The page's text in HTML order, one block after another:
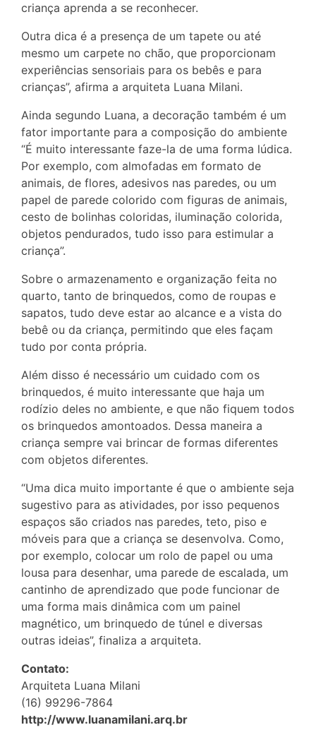
criança aprenda a se reconhecer.
Outra dica é a presença de um tapete ou até
mesmo um carpete no chão, que proporcionam
experiências sensoriais para os bebês e para
crianças”, afirma a arquiteta Luana Milani.
Ainda segundo Luana, a decoração também é um
fator importante para a composição do ambiente
“É muito interessante faze-la de uma forma lúdica.
Por exemplo, com almofadas em formato de
animais, de flores, adesivos nas paredes, ou um
papel de parede colorido com figuras de animais,
cesto de bolinhas coloridas, iluminação colorida,
objetos pendurados, tudo isso para estimular a
criança”.
Sobre o armazenamento e organização feita no
quarto, tanto de brinquedos, como de roupas e
sapatos, tudo deve estar ao alcance e a vista do
bebê ou da criança, permitindo que eles façam
tudo por conta própria.
Além disso é necessário um cuidado com os
brinquedos, é muito interessante que haja um
rodízio deles no ambiente, e que não fiquem todos
os brinquedos amontoados. Dessa maneira a
criança sempre vai brincar de formas diferentes
com objetos diferentes.
“Uma dica muito importante é que o ambiente seja
sugestivo para as atividades, por isso pequenos
espaços são criados nas paredes, teto, piso e
móveis para que a criança se desenvolva. Como,
por exemplo, colocar um rolo de papel ou uma
lousa para desenhar, uma parede de escalada, um
cantinho de aprendizado que pode funcionar de
uma forma mais dinâmica com um painel
magnético, um brinquedo de túnel e diversas
outras ideias”, finaliza a arquiteta.
Contato:
Arquiteta Luana Milani
(16) 99296-7864
http://www.luanamilani.arq.br